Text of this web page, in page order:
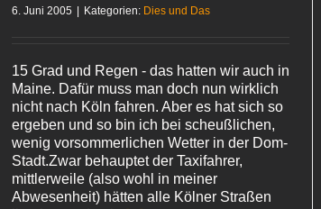
6. Juni 2005 Kategorien: Dies und Das
15 Grad und Regen - das hatten wir auch in
Maine. Dafür muss man doch nun wirklich
nicht nach Köln fahren. Aber es hat sich so
ergeben und so bin ich bei scheußlichen,
wenig vorsommerlichen Wetter in der Dom-
Stadt.Zwar behauptet der Taxifahrer,
mittlerweile (also wohl in meiner
Abwesenheit) hätten alle Kölner Straßen